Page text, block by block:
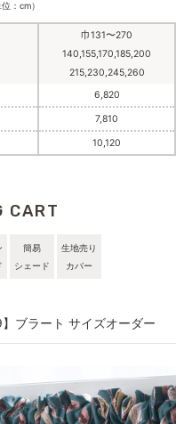
：cm）
巾131〜270
140,155,170,185,200
215,230,245,260
6,820
7,810
10,120
CART
簡易
シェード
生地売り
カバー
ブラート サイズオーダー